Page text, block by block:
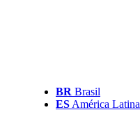
BR Brasil
ES América Latina